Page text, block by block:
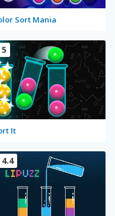
Sort Mania
It
5
4.4